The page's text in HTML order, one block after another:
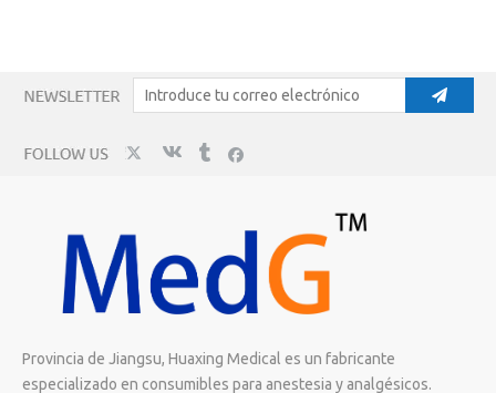
Provincia de Jiangsu, Huaxing Medical es un fabricante
especializado en consumibles para anestesia y analgésicos.